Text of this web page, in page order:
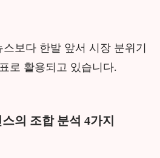
보다 한발 앞서 시장 분위기
로 활용되고 있습니다.
의 조합 분석 4가지